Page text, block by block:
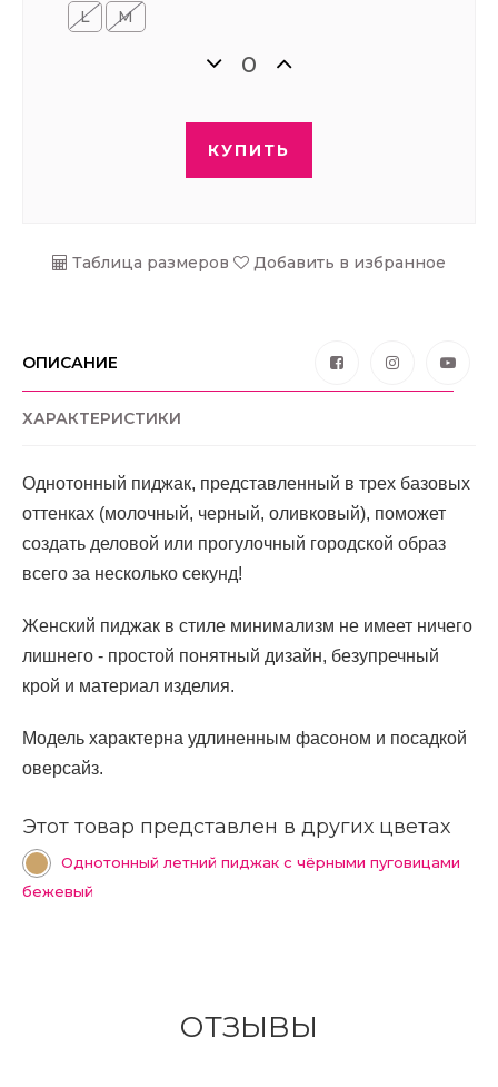
L M
КУПИТЬ
Таблица размеров Добавить в избранное
ОПИСАНИЕ
ХАРАКТЕРИСТИКИ
Однотонный пиджак, представленный в трех базовых
оттенках (молочный, черный, оливковый), поможет
создать деловой или прогулочный городской образ
всего за несколько секунд!
Женский пиджак в стиле минимализм не имеет ничего
лишнего - простой понятный дизайн, безупречный
крой и материал изделия.
Модель характерна удлиненным фасоном и посадкой
оверсайз.
Этот товар представлен в других цветах
Однотонный летний пиджак с чёрными пуговицами
бежевый
ОТЗЫВЫ